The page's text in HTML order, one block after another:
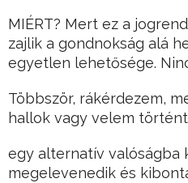
MIÉRT? Mert ez a
zajlik a gondnokság alá
egyetlen lehetősége.
Többször, rákérdezem,
hallok vagy velem
egy alternatív valóságba
megelevenedik és